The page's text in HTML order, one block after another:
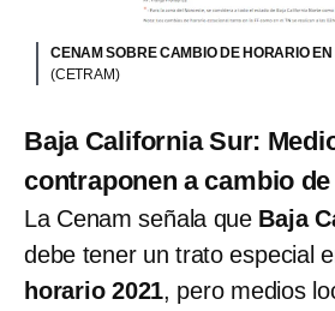
CENAM SOBRE CAMBIO DE HORARIO
(CETRAM)
Baja California Sur:
contraponen a cambio
La Cenam señala que Baja
debe tener un trato especial
horario 2021, pero medios